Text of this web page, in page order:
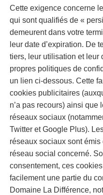
Cette exigence concerne
qui sont qualifiés de «
demeurent dans votre
leur date d’expiration. De
tiers, leur utilisation et leur
propres politiques de
un lien ci-dessous. Cette
cookies publicitaires
n’a pas recours) ainsi que
réseaux sociaux
Twitter et Google Plus).
réseaux sociaux sont émis
réseau social concerné.
consentement, ces
facilement une partie du
Domaine La Différence,